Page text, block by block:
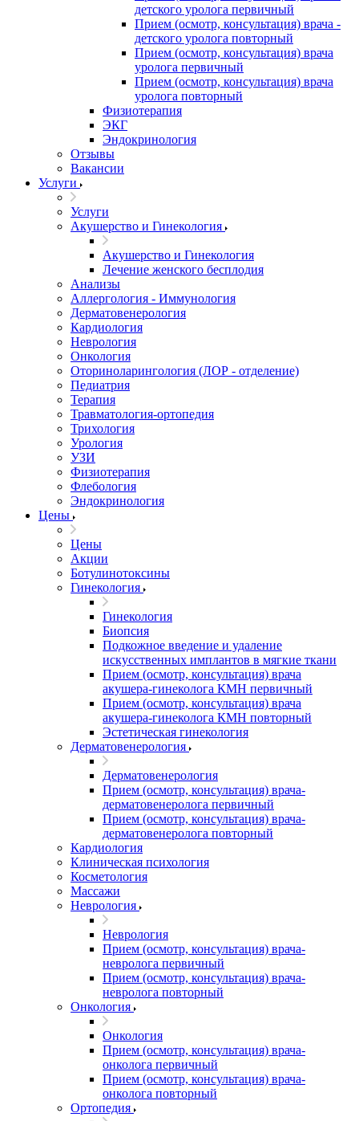
детского уролога первичный
Прием (осмотр, консультация) врача -
детского уролога повторный
Прием (осмотр, консультация) врача
уролога первичный
Прием (осмотр, консультация) врача
уролога повторный
Физиотерапия
ЭКГ
Эндокринология
Отзывы
Вакансии
Услуги
Услуги
Акушерство и Гинекология
Акушерство и Гинекология
Лечение женского бесплодия
Анализы
Аллергология - Иммунология
Дерматовенерология
Кардиология
Неврология
Онкология
Оториноларингология (ЛОР - отделение)
Педиатрия
Терапия
Травматология-ортопедия
Трихология
Урология
УЗИ
Физиотерапия
Флебология
Эндокринология
Цены
Цены
Акции
Ботулинотоксины
Гинекология
Гинекология
Биопсия
Подкожное введение и удаление
искусственных имплантов в мягкие ткани
Прием (осмотр, консультация) врача
акушера-гинеколога КМН первичный
Прием (осмотр, консультация) врача
акушера-гинеколога КМН повторный
Эстетическая гинекология
Дерматовенерология
Дерматовенерология
Прием (осмотр, консультация) врача-
дерматовенеролога первичный
Прием (осмотр, консультация) врача-
дерматовенеролога повторный
Кардиология
Клиническая психология
Косметология
Массажи
Неврология
Неврология
Прием (осмотр, консультация) врача-
невролога первичный
Прием (осмотр, консультация) врача-
невролога повторный
Онкология
Онкология
Прием (осмотр, консультация) врача-
онколога первичный
Прием (осмотр, консультация) врача-
онколога повторный
Ортопедия